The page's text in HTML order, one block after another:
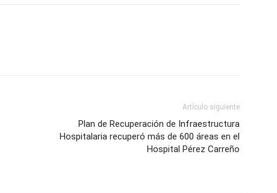
Artículo siguiente
Plan de Recuperación de Infraestructura
Hospitalaria recuperó más de 600 áreas en el
Hospital Pérez Carreño